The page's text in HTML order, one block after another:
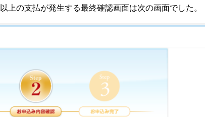
上の支払が発生する最終確認画面は次の画面でした。